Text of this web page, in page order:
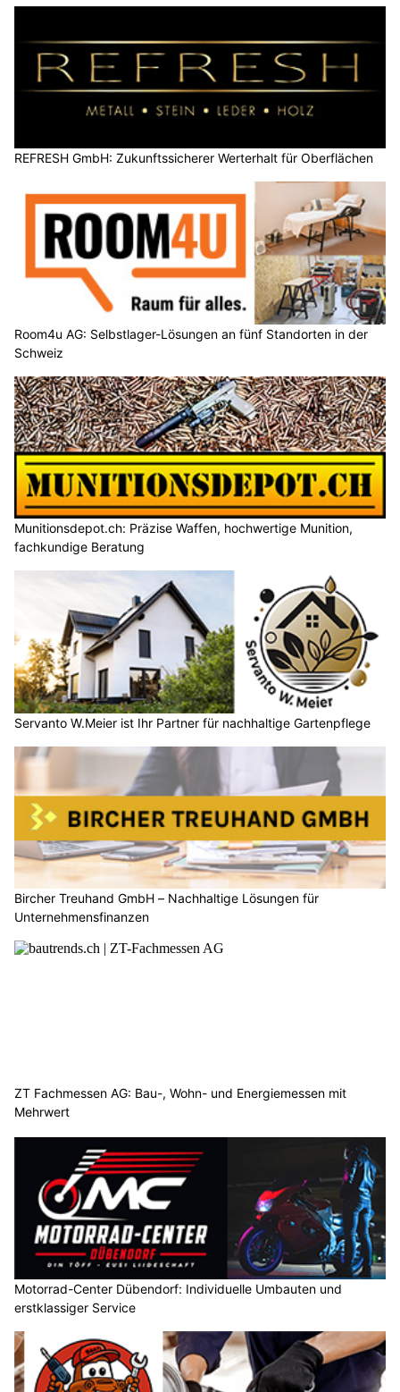
REFRESH GmbH: Zukunftssicherer Werterhalt für Oberflächen
Room4u AG: Selbstlager-Lösungen an fünf Standorten in der
Schweiz
Munitionsdepot.ch: Präzise Waffen, hochwertige Munition,
fachkundige Beratung
Servanto W.Meier ist Ihr Partner für nachhaltige Gartenpflege
Bircher Treuhand GmbH – Nachhaltige Lösungen für
Unternehmensfinanzen
ZT Fachmessen AG: Bau-, Wohn- und Energiemessen mit
Mehrwert
Motorrad-Center Dübendorf: Individuelle Umbauten und
erstklassiger Service